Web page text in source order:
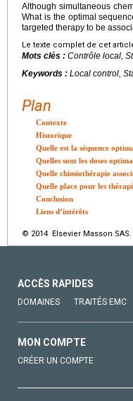
Although simultaneous
What is the optimal
targeted therapy to be
Le texte complet de cet
Mots clés : Contrôle local,
Keywords : Local control,
Plan
Contexte
Historique
Quelle est la séquence
Quelles sont les doses
Quelle chimiothérapie
Quelle place pour les
Conclusion
Liens d’intérêts
© 2014 Elsevier Masson
ACCÈS RAPIDES
DOMAINES TRAITÉS EMC
MON COMPTE
CRÉER UN COMPTE